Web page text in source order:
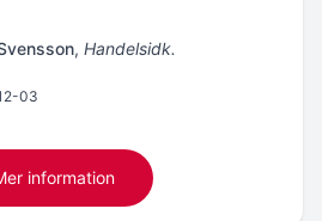
, Handelsidk.
03
information